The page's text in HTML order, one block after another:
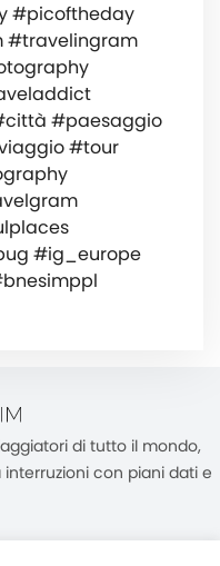
#picoftheday
#travelingram
#paesaggio
#tour
#ig_europe
di tutto il mondo,
con piani dati e